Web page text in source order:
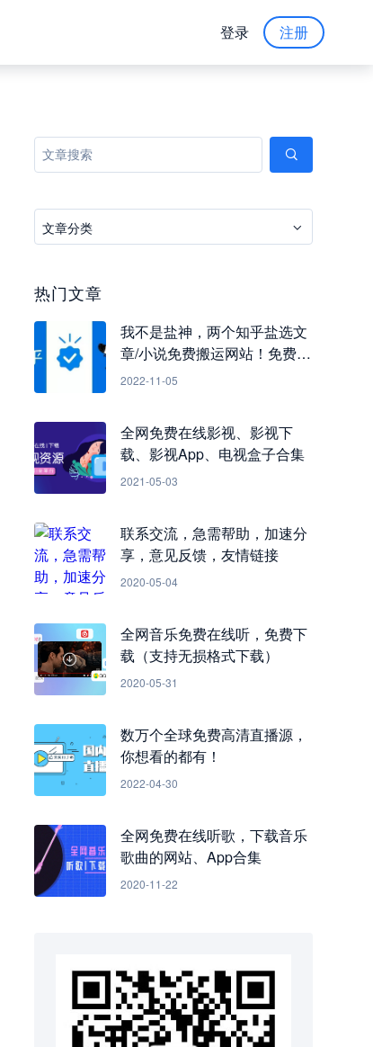
注册
登录
文章分类
热门文章
我不是盐神，两个知乎盐选文
章/小说免费搬运网站！免费看
知乎小说
2022-11-05
全网免费在线影视、影视下
载、影视App、电视盒子合集
2021-05-03
联系交流，急需帮助，加速分
享，意见反馈，友情链接
2020-05-04
全网音乐免费在线听，免费下
载（支持无损格式下载）
2020-05-31
数万个全球免费高清直播源，
你想看的都有！
2022-04-30
全网免费在线听歌，下载音乐
歌曲的网站、App合集
2020-11-22